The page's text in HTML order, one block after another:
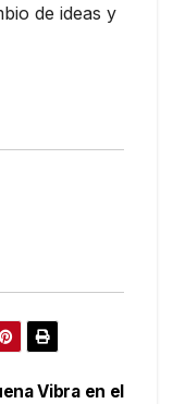
de ideas y
Vibra en el